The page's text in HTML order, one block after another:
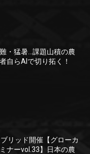
・猛暑…課題山積の農
自らAIで切り拓く！
リッド開催【グローカ
ナーvol.33】日本の農